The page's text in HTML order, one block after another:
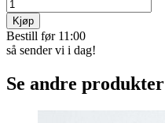
Kjøp
Bestill før 11:00
så sender vi i dag!
Se andre produkter